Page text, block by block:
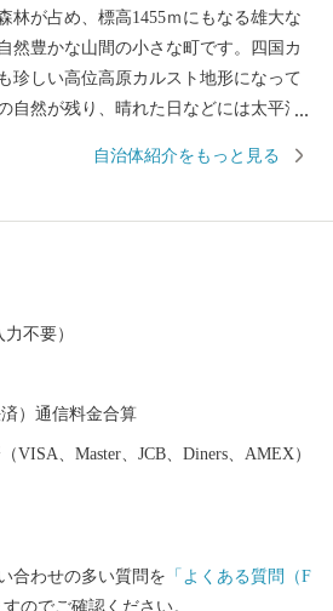
林が占め、標高1455ｍにもなる雄大な
然豊かな山間の小さな町です。四国カ
珍しい高位高原カルスト地形になって
自然が残り、晴れた日などには太平洋
きた牛たちが放牧されのどかに草を食
他にも坂本龍馬や東津野出身の吉村虎
通った道が、昔の趣を残したまま維新
自治体紹介をもっと見る
不要）
）通信料金合算
VISA、Master、JCB、Diners、AMEX）
合わせの多い質問を 「よくある質問（F
のでご確認ください。